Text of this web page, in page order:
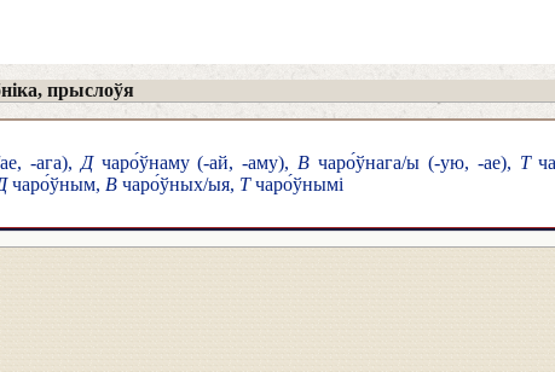
прыслоўя
-ага), Дчаро́ўнаму (-ай, -аму), В чаро́ўнага/ы (-ую, -ае), Т
чаро́ўным, В чаро́ўных/ыя, Тчаро́ўнымі